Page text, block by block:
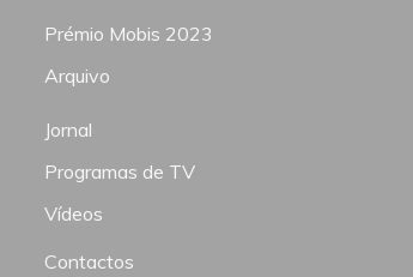
Prémio Mobis 2023
Arquivo
Jornal
Programas de TV
Vídeos
Contactos